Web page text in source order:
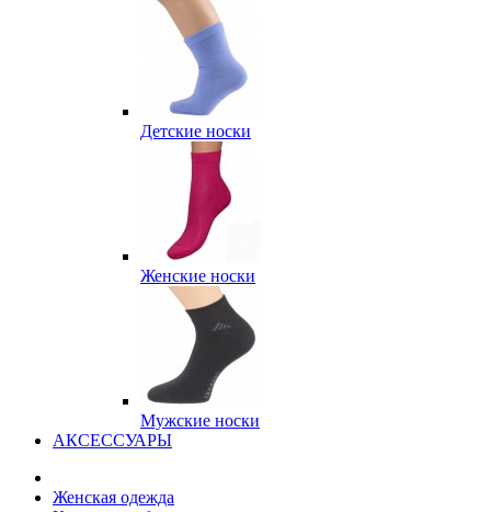
Детские носки
Женские носки
Мужские носки
АКСЕССУАРЫ
Женская одежда